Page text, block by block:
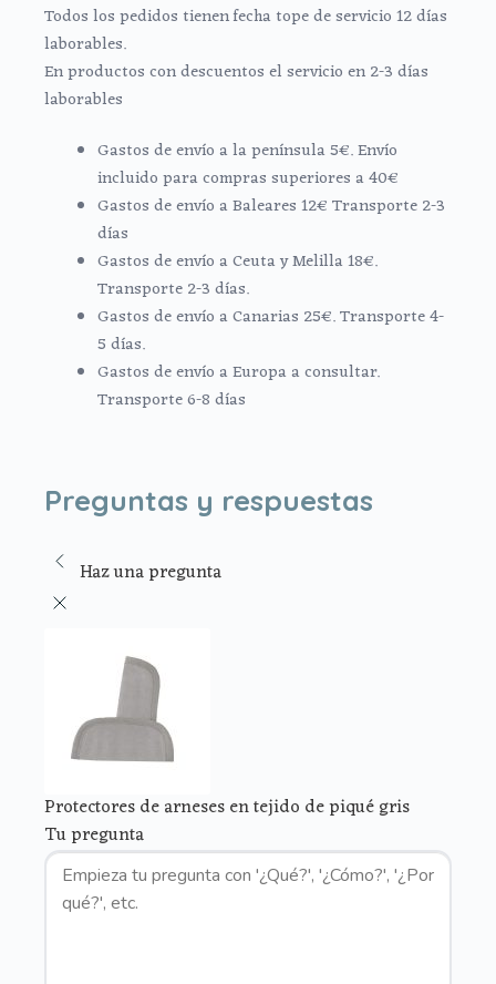
Todos los pedidos tienen fecha tope de servicio 12 días
laborables.
En productos con descuentos el servicio en 2-3 días
laborables
Gastos de envío a la península 5€. Envío
incluido para compras superiores a 40€
Gastos de envío a Baleares 12€ Transporte 2-3
días
Gastos de envío a Ceuta y Melilla 18€.
Transporte 2-3 días.
Gastos de envío a Canarias 25€. Transporte 4-
5 días.
Gastos de envío a Europa a consultar.
Transporte 6-8 días
Preguntas y respuestas
Haz una pregunta
Protectores de arneses en tejido de piqué gris
Tu pregunta